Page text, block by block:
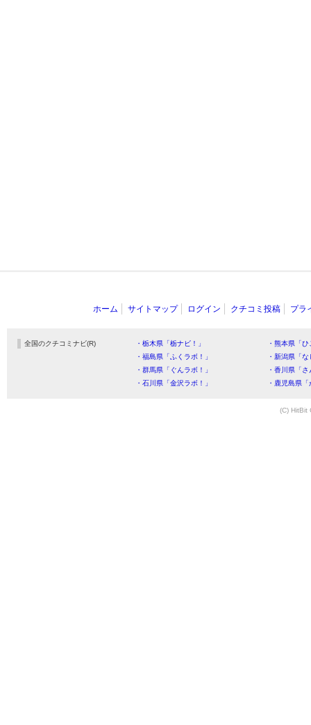
ホーム サイトマップ ログイン クチコミ投稿 プラ
全国のクチコミナビ(R) ・栃木県「栃ナビ！」
・熊本県「
・福島県「ふくラボ！」
・新潟県「
・群馬県「ぐんラボ！」
・香川県「
・石川県「金沢ラボ！」
・鹿児島県
(C) HitBit